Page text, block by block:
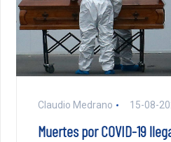
Claudio Medrano 15-08-
Muertes por COVID-19